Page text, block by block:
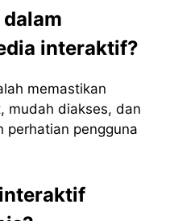
interaktif?
memastikan
mudah diakses, dan
perhatian pengguna